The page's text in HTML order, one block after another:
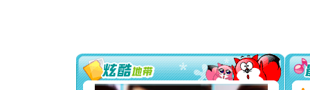
你太多，
要平安
[圣诞节]